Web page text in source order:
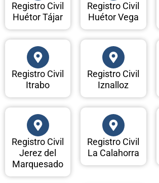
Registro Civil
Huétor Tájar
Registro Civil
Huétor Vega
Registro Civil
Itrabo
Registro Civil
Iznalloz
Registro Civil
Jerez del
Marquesado
Registro Civil
La Calahorra